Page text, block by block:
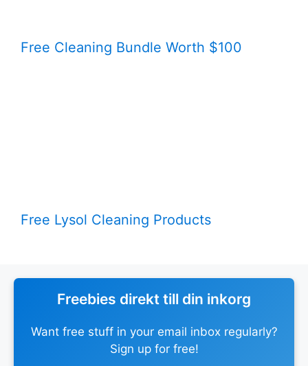
Free Cleaning Bundle Worth $100
Free Lysol Cleaning Products
Freebies direkt till din inkorg
Want free stuff in your email inbox regularly?
Sign up for free!